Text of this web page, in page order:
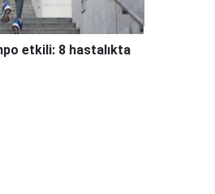
etkili: 8 hastalıkta